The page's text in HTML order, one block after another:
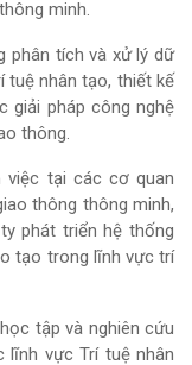
minh.
phân tích và xử lý dữ
tuệ nhân tạo, thiết kế
giải pháp công nghệ
thông.
việc tại các cơ quan
thông thông minh,
phát triển hệ thống
tạo trong lĩnh vực trí
tập và nghiên cứu
vực Trí tuệ nhân